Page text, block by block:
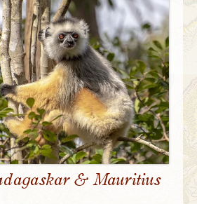
& Mauritius